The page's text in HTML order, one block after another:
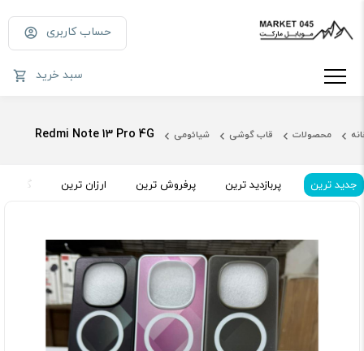
حساب کاربری
سبد خرید
محصولات قاب گوشی شیائومی Redmi Note 13 Pro 4G
جدید ترین پربازدید ترین پرفروش ترین ارزان ترین گران